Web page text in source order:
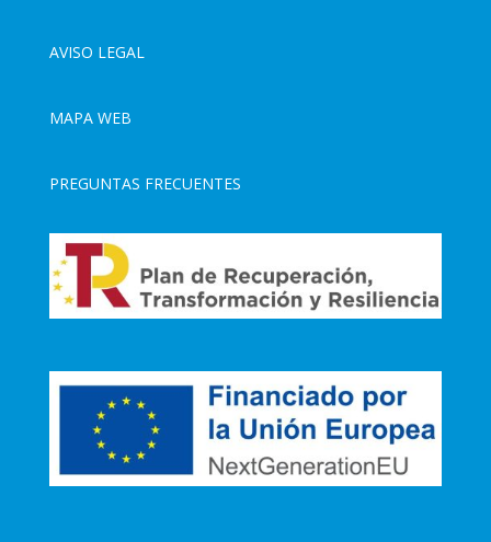
AVISO LEGAL
MAPA WEB
PREGUNTAS FRECUENTES